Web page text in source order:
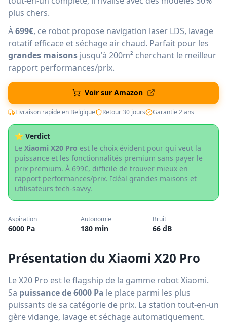
plus chers.
À699€, ce robot propose navigation laser LDS, lavage
rotatif efficace et séchage air chaud. Parfait pour les
grandes maisons jusqu'à 200m² cherchant le meilleur
rapport performances/prix.
Voir sur Amazon
Livraison rapide en Belgique Retour 30 jours Garantie 2 ans
⭐ Verdict
Le Xiaomi X20 Pro est le choix évident pour qui veut la
puissance et les fonctionnalités premium sans payer le
prix premium. À 699€, difficile de trouver mieux en
rapport performances/prix. Idéal grandes maisons et
utilisateurs tech-savvy.
Aspiration
6000 Pa
Autonomie
180 min
Bruit
66 dB
Présentation du Xiaomi X20 Pro
Le X20 Pro est le flagship de la gamme robot Xiaomi.
Sa puissance de 6000 Pa le place parmi les plus
puissants de sa catégorie de prix. La station tout-en-un
gère vidange, lavage et séchage automatiquement.